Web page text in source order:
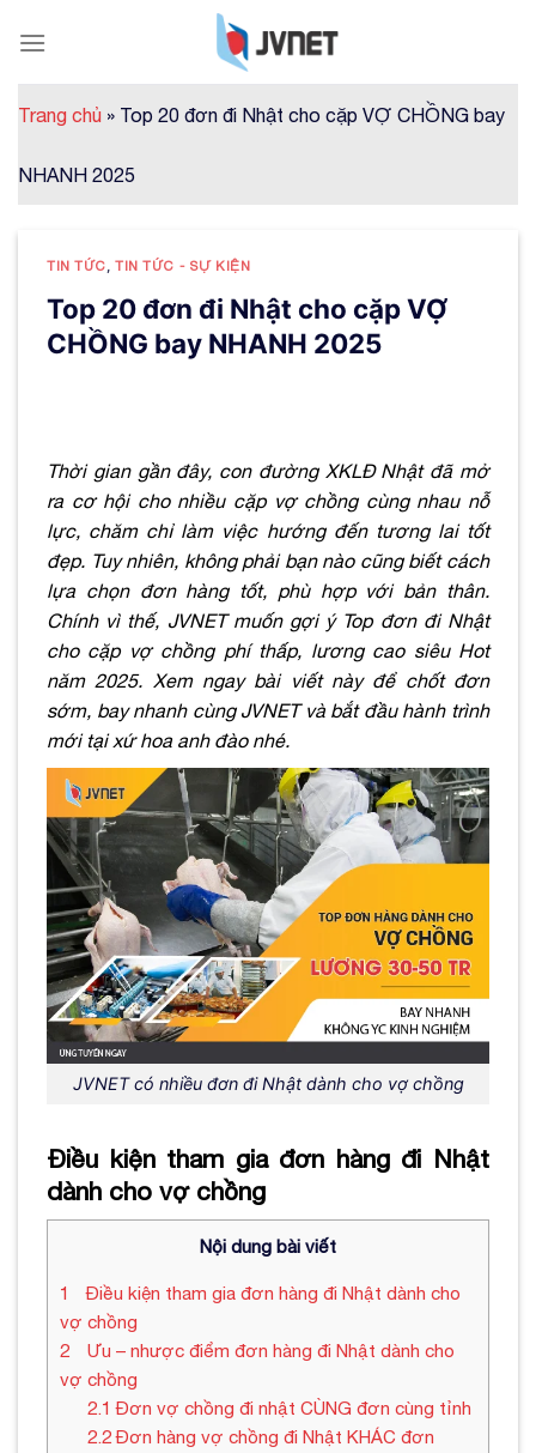
Trang chủ » Top 20 đơn đi Nhật cho cặp VỢ CHỒNG bay
NHANH 2025
TIN TỨC ,TIN TỨC - SỰ KIỆN
Top 20 đơn đi Nhật cho cặp VỢ
CHỒNG bay NHANH 2025
Thời gian gần đây, con đường XKLĐ Nhật đã mở
ra cơ hội cho nhiều cặp vợ chồng cùng nhau nỗ
lực, chăm chỉ làm việc hướng đến tương lai tốt
đẹp. Tuy nhiên, không phải bạn nào cũng biết cách
lựa chọn đơn hàng tốt, phù hợp với bản thân.
Chính vì thế, JVNET muốn gợi ý Top đơn đi Nhật
cho cặp vợ chồng phí thấp, lương cao siêu Hot
năm 2025. Xem ngay bài viết này để chốt đơn
sớm, bay nhanh cùng JVNET và bắt đầu hành trình
mới tại xứ hoa anh đào nhé.
JVNET có nhiều đơn đi Nhật dành cho vợ chồng
Điều kiện tham gia đơn hàng đi Nhật
dành cho vợ chồng
Nội dung bài viết
1
Điều kiện tham gia đơn hàng đi Nhật dành cho
vợ chồng
2
Ưu – nhược điểm đơn hàng đi Nhật dành cho
vợ chồng
2.1 Đơn vợ chồng đi nhật CÙNG đơn cùng tỉnh
2.2Đơn hàng vợ chồng đi Nhật KHÁC đơn